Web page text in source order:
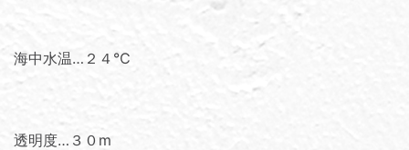
海中水温…２４℃
透明度…３０ⅿ